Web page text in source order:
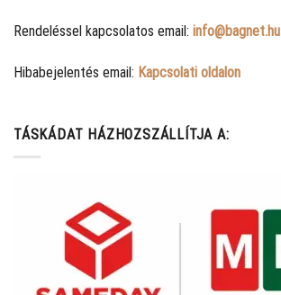
Rendeléssel kapcsolatos email: info@bagnet.hu
Hibabejelentés email: Kapcsolati oldalon
TÁSKÁDAT HÁZHOZSZÁLLÍTJA A: